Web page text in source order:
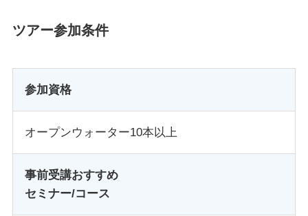
ツアー参加条件
参加資格
オープンウォーター10本以上
事前受講おすすめ
セミナー/コース